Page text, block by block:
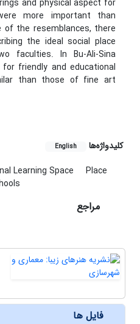
and physical aspect for
more important than
the resemblances, there
the ideal social place
faculties. In Bu-Ali-Sina
friendly and educational
than those of fine art
کلیدواژه‌ها English
Learning Space
Place
مراجع
فایل ها